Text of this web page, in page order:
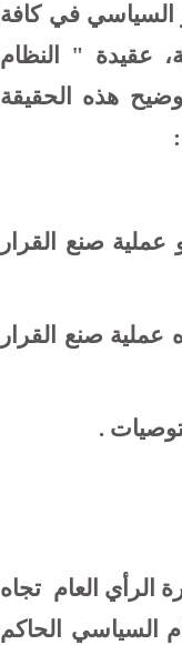
السياسي في كافة
عقيدة " النظام
هذه الحقيقة
عملية صنع القرار
عملية صنع القرار
.
الرأي العام تجاه
السياسي الحاكم